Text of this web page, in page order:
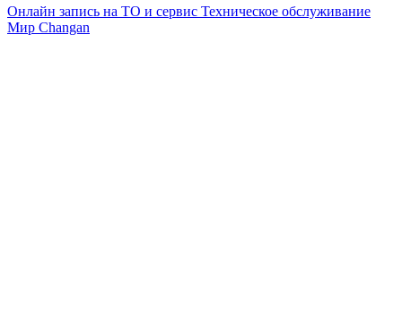
Онлайн запись на ТО и сервис Техническое обслуживание
Мир Changan